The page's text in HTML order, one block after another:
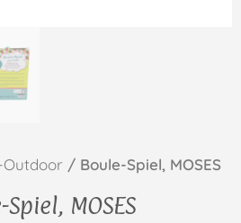
/ Boule-Spiel, MOSES
MOSES